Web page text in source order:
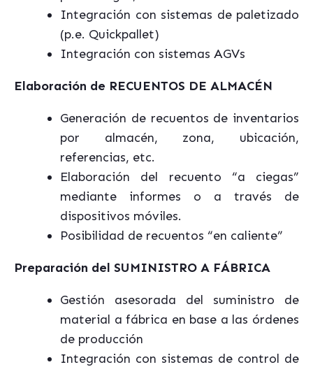
Integración con sistemas de paletizado
(p.e. Quickpallet)
Integración con sistemas AGVs
Elaboración de RECUENTOS DE ALMACÉN
Generación de recuentos de inventarios
por almacén, zona, ubicación,
referencias, etc.
Elaboración del recuento “a ciegas”
mediante informes o a través de
dispositivos móviles.
Posibilidad de recuentos “en caliente”
Preparación del SUMINISTRO A FÁBRICA
Gestión asesorada del suministro de
material a fábrica en base a las órdenes
de producción
Integración con sistemas de control de